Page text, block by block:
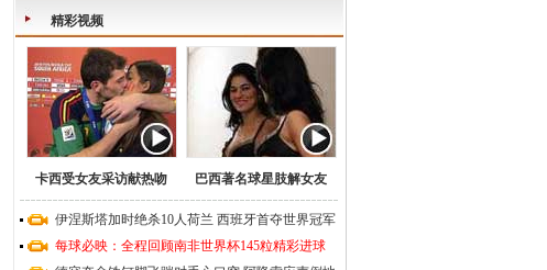
精彩视频
卡西受女友采访献热吻 巴西著名球星肢解女友
伊涅斯塔加时绝杀10人荷兰 西班牙首夺世界冠军
每球必映：全程回顾南非世界杯145粒精彩进球